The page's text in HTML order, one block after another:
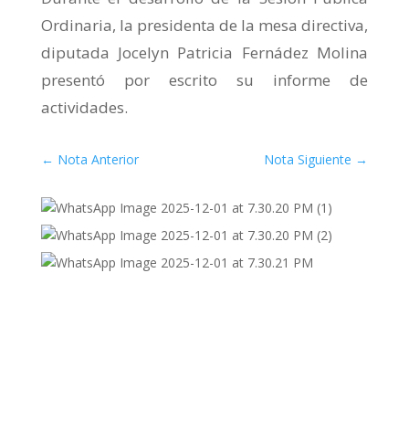
Ordinaria, la presidenta de la mesa directiva,
diputada Jocelyn Patricia Fernádez Molina
presentó por escrito su informe de
actividades.
← Nota Anterior Nota Siguiente →